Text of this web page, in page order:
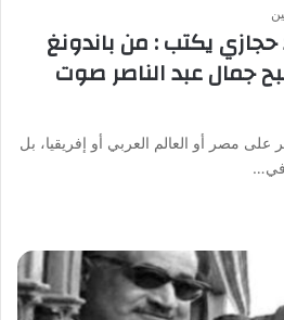
يكتب : من باندونغ
جمال عبد الناصر صوت
على مصر أو العالم العربي أو إفريقيا، بل
في…